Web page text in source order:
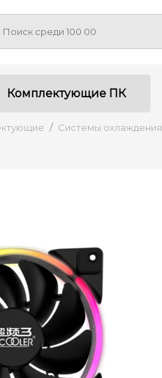
Комплектующие ПК
/ Системы охлаждения